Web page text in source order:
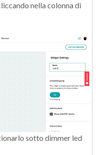
nella colonna di
sotto dimmer led